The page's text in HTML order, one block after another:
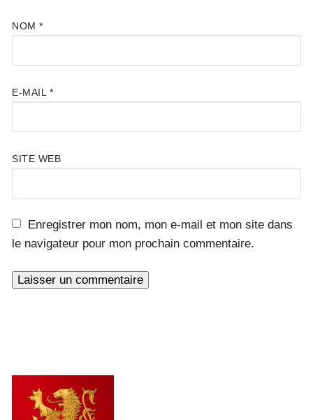
NOM *
E-MAIL *
SITE WEB
Enregistrer mon nom, mon e-mail et mon site dans
le navigateur pour mon prochain commentaire.